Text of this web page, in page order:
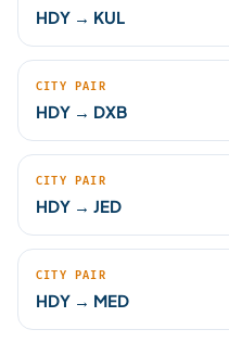
HDY → KUL
CITY PAIR
HDY → DXB
CITY PAIR
HDY → JED
CITY PAIR
HDY → MED